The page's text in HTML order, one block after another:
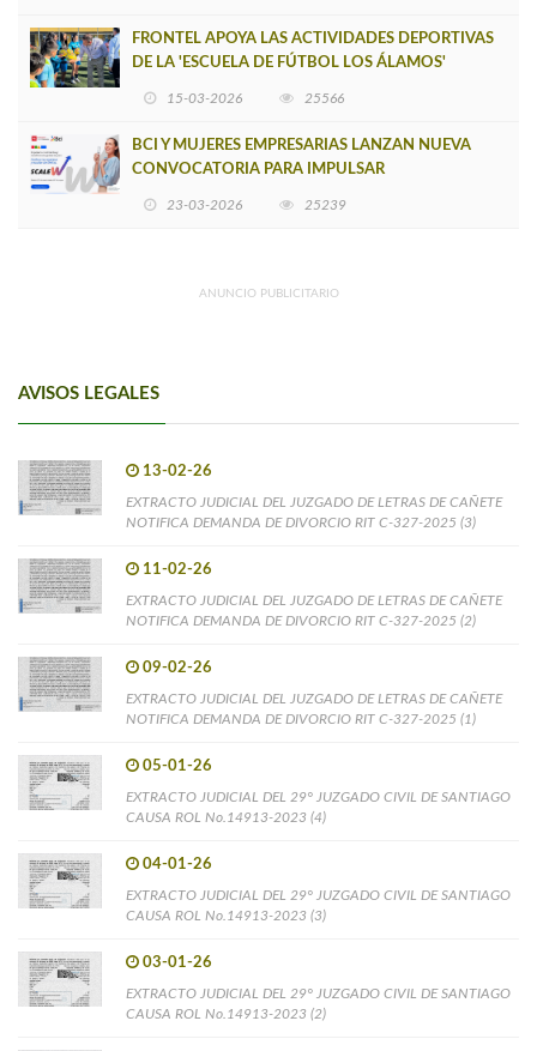
FRONTEL APOYA LAS ACTIVIDADES DEPORTIVAS
DE LA 'ESCUELA DE FÚTBOL LOS ÁLAMOS'
15-03-2026 25566
BCI Y MUJERES EMPRESARIAS LANZAN NUEVA
CONVOCATORIA PARA IMPULSAR
23-03-2026 25239
ANUNCIO PUBLICITARIO
AVISOS LEGALES
13-02-26
EXTRACTO JUDICIAL DEL JUZGADO DE LETRAS DE CAÑETE
NOTIFICA DEMANDA DE DIVORCIO RIT C-327-2025 (3)
11-02-26
EXTRACTO JUDICIAL DEL JUZGADO DE LETRAS DE CAÑETE
NOTIFICA DEMANDA DE DIVORCIO RIT C-327-2025 (2)
09-02-26
EXTRACTO JUDICIAL DEL JUZGADO DE LETRAS DE CAÑETE
NOTIFICA DEMANDA DE DIVORCIO RIT C-327-2025 (1)
05-01-26
EXTRACTO JUDICIAL DEL 29° JUZGADO CIVIL DE SANTIAGO
CAUSA ROL No.14913-2023 (4)
04-01-26
EXTRACTO JUDICIAL DEL 29° JUZGADO CIVIL DE SANTIAGO
CAUSA ROL No.14913-2023 (3)
03-01-26
EXTRACTO JUDICIAL DEL 29° JUZGADO CIVIL DE SANTIAGO
CAUSA ROL No.14913-2023 (2)